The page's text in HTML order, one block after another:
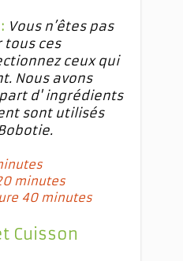
Vous n’êtes pas
tous ces
ceux qui
Nous avons
d' ingrédients
sont utilisés
minutes
40 minutes
Cuisson